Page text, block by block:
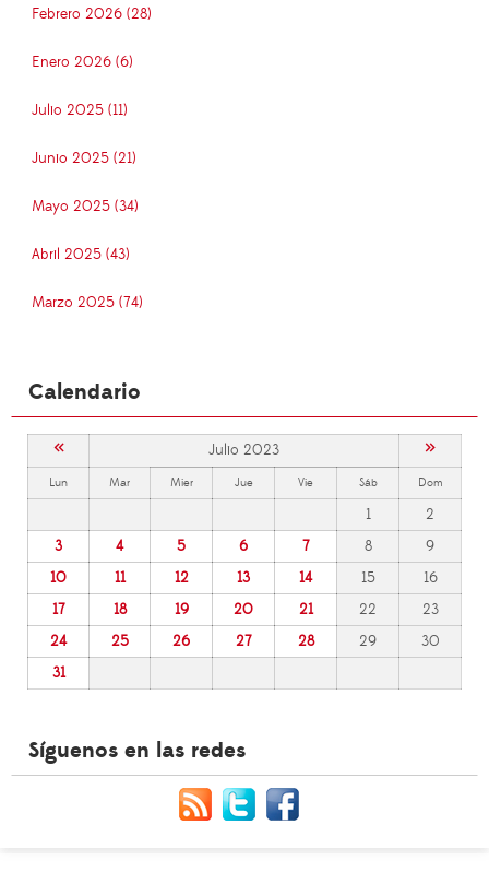
Febrero 2026 (28)
Enero 2026 (6)
Julio 2025 (11)
Junio 2025 (21)
Mayo 2025 (34)
Abril 2025 (43)
Marzo 2025 (74)
Calendario
« Julio 2023 »
Lun Mar Mier Jue Vie Sáb Dom
1
2
3
4 5 6 7 8
9
10
11 12 13 14 15
16
17
18 19 20 21 22
23
24
25 26 27 28 29
30
31
Síguenos en las redes